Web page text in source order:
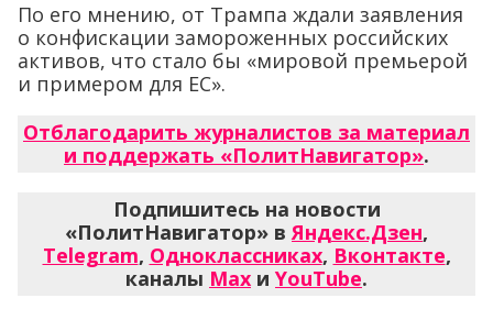
По его мнению, от Трампа ждали заявления
о конфискации замороженных российских
активов, что стало бы «мировой премьерой
и примером для ЕС».
Отблагодарить журналистов за материал
и поддержать «ПолитНавигатор».
Подпишитесь на новости
«ПолитНавигатор» вЯндекс.Дзен,
Telegram, Одноклассниках, Вконтакте,
каналы Max и YouTube.